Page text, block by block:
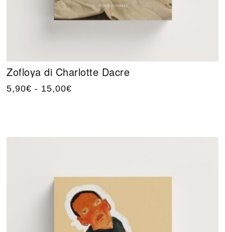
Zofloya di Charlotte Dacre
5,90€ - 15,00€